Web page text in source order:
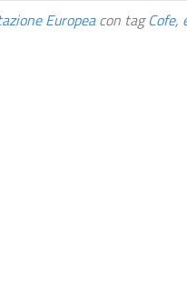
Europeacon tagCofe,